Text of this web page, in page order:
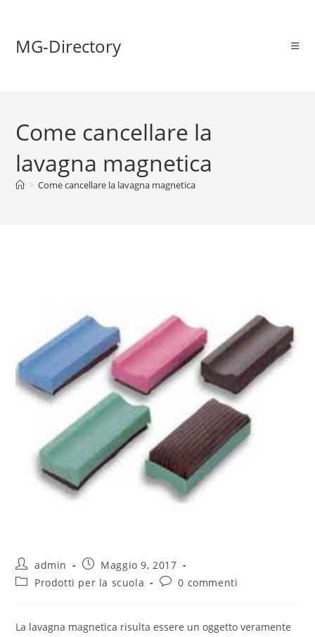
MG-Directory
Come cancellare la
lavagna magnetica
> Come cancellare la lavagna magnetica
admin
Maggio 9, 2017
Prodotti per la scuola
0 commenti
La lavagna magnetica risulta essere un oggetto veramente